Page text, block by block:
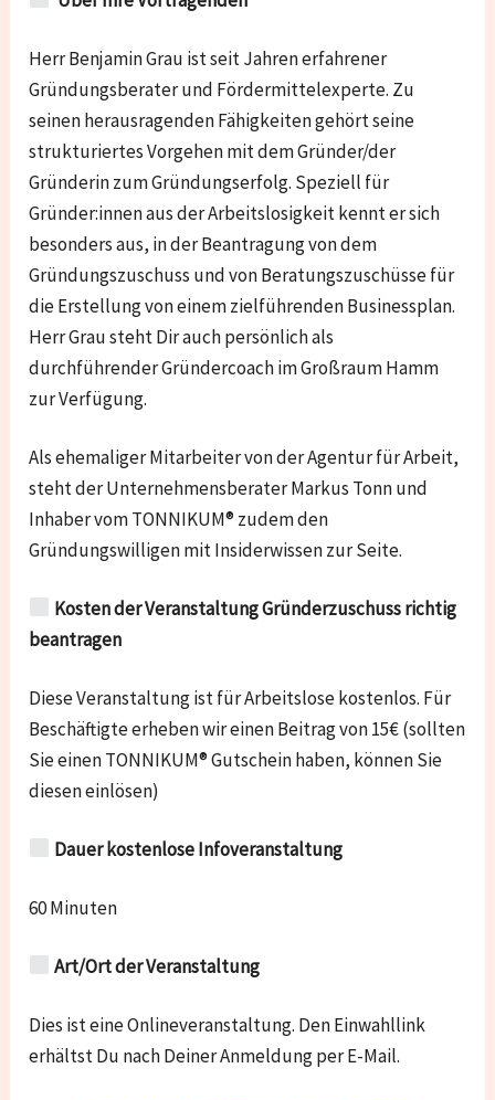
Herr Benjamin Grau ist seit Jahren erfahrener
Gründungsberater und Fördermittelexperte. Zu
seinen herausragenden Fähigkeiten gehört seine
strukturiertes Vorgehen mit dem Gründer/der
Gründerin zum Gründungserfolg. Speziell für
Gründer:innen aus der Arbeitslosigkeit kennt er sich
besonders aus, in der Beantragung von dem
Gründungszuschuss und von Beratungszuschüsse für
die Erstellung von einem zielführenden Businessplan.
Herr Grau steht Dir auch persönlich als
durchführender Gründercoach im Großraum Hamm
zur Verfügung.
Als ehemaliger Mitarbeiter von der Agentur für Arbeit,
steht der Unternehmensberater Markus Tonn und
Inhaber vom TONNIKUM® zudem den
Gründungswilligen mit Insiderwissen zur Seite.
Kosten der Veranstaltung Gründerzuschuss richtig
beantragen
Diese Veranstaltung ist für Arbeitslose kostenlos. Für
Beschäftigte erheben wir einen Beitrag von 15€ (sollten
Sie einen TONNIKUM® Gutschein haben, können Sie
diesen einlösen)
Dauer kostenlose Infoveranstaltung
60 Minuten
Art/Ort der Veranstaltung
Dies ist eine Onlineveranstaltung. Den Einwahllink
erhältst Du nach Deiner Anmeldung per E-Mail.